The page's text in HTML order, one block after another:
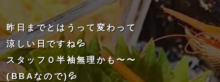
昨日までとはうって変わって
涼しい日ですね💦
スタッフＯ半袖無理かも〜〜
(BBAなので)💦